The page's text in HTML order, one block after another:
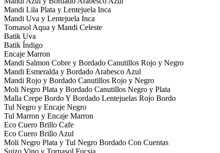
Mandi Lila Plata y Lentejuela Inca
Mandi Uva y Lentejuela Inca
Tornasol Aqua y Mandi Celeste
Batik Uva
Batik Índigo
Encaje Marron
Mandi Salmon Cobre y Bordado Canutillos Rojo y Negro
Mandi Esmeralda y Bordado Arabesco Azul
Mandi Rojo y Bordado Canutillos Rojo y Negro
Moli Negro Plata y Bordado Canutillos Negro y Plata
Malla Crepe Bordo Y Bordado Lentejuelas Rojo Bordo
Tul Negro y Encaje Negro
Tul Marron y Encaje Marron
Eco Cuero Brillo Cafe
Eco Cuero Brillo Azul
Moli Negro Plata y Tul Negro Bordado Con Cuentas
Suizo Vino y Tornasol Fucsia